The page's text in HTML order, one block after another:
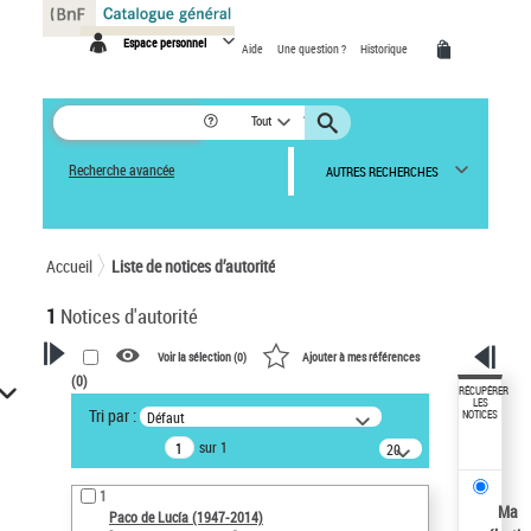
Espace personnel Aide Une question ? Historique
Tout
Recherche avancée AUTRES RECHERCHES
Accueil Liste de notices d’autorité
1 Notices d'autorité
VOTRE RECHERCHE
Recherche avancée dans les
notices d’autorité
Œuvres liées à l'auteur :
Paco de Lucía (1947-2014)
Voir la sélection (0) Ajouter à mes références
(0)
Tri par : Défaut
sur 1
20
résultats/page
1
Paco de Lucía (1947-2014)
RÉCUPÉRER
LES
NOTICES
Ma
Panneau de gestion des cookies